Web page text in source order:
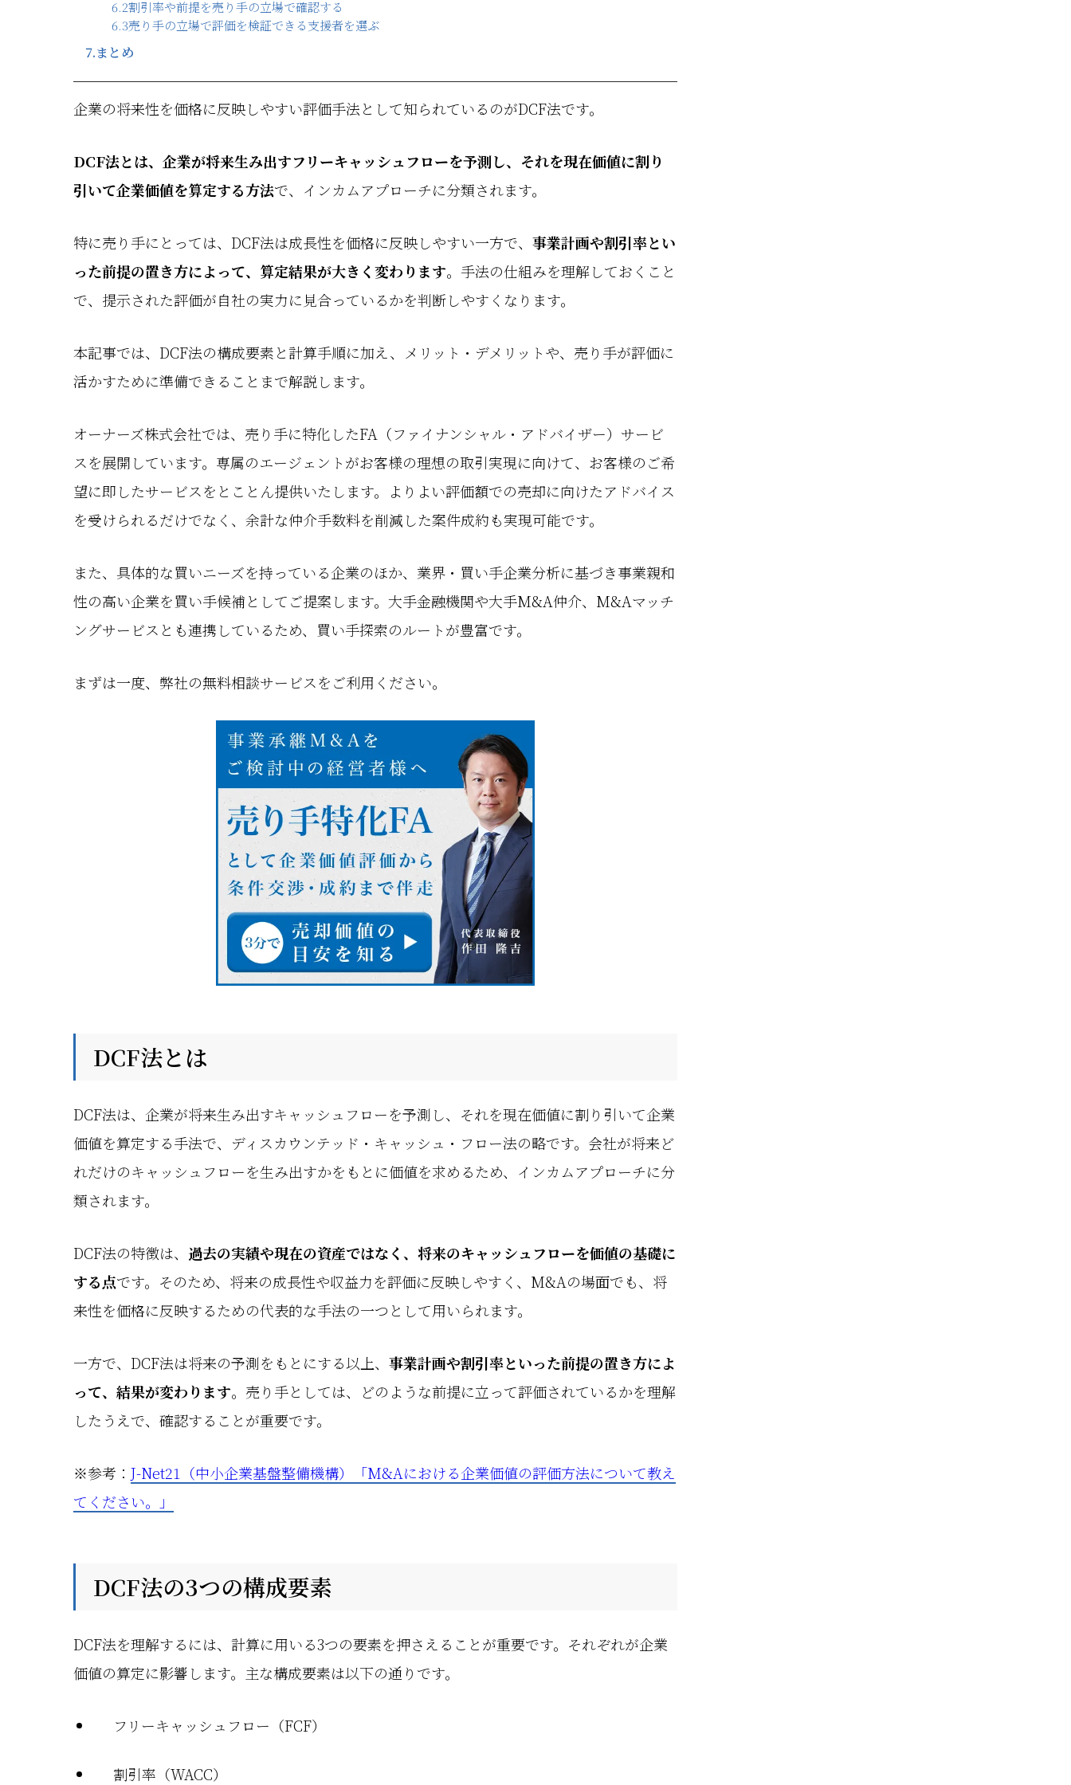
6.2割引率や前提を売り手の立場で確認する
6.3売り手の立場で評価を検証できる支援者を選ぶ
7.まとめ
企業の将来性を価格に反映しやすい評価手法として知られているのがDCF法です。
DCF法とは、企業が将来生み出すフリーキャッシュフローを予測し、それを現在価値に割り
引いて企業価値を算定する方法で、インカムアプローチに分類されます。
特に売り手にとっては、DCF法は成長性を価格に反映しやすい一方で、 事業計画や割引率とい
った前提の置き方によって、算定結果が大きく変わります。手法の仕組みを理解しておくこと
で、提示された評価が自社の実力に見合っているかを判断しやすくなります。
本記事では、DCF法の構成要素と計算手順に加え、メリット・デメリットや、売り手が評価に
活かすために準備できることまで解説します。
オーナーズ株式会社では、売り手に特化したFA（ファイナンシャル・アドバイザー）サービ
スを展開しています。専属のエージェントがお客様の理想の取引実現に向けて、お客様のご希
望に即したサービスをとことん提供いたします。よりよい評価額での売却に向けたアドバイス
を受けられるだけでなく、余計な仲介手数料を削減した案件成約も実現可能です。
また、具体的な買いニーズを持っている企業のほか、業界・買い手企業分析に基づき事業親和
性の高い企業を買い手候補としてご提案します。大手金融機関や大手M&A仲介、M&Aマッチ
ングサービスとも連携しているため、買い手探索のルートが豊富です。
まずは一度、弊社の無料相談サービスをご利用ください。
DCF法とは
DCF法は、企業が将来生み出すキャッシュフローを予測し、それを現在価値に割り引いて企業
価値を算定する手法で、ディスカウンテッド・キャッシュ・フロー法の略です。会社が将来ど
れだけのキャッシュフローを生み出すかをもとに価値を求めるため、インカムアプローチに分
類されます。
DCF法の特徴は、 過去の実績や現在の資産ではなく、将来のキャッシュフローを価値の基礎に
する点です。そのため、将来の成長性や収益力を評価に反映しやすく、M&Aの場面でも、将
来性を価格に反映するための代表的な手法の一つとして用いられます。
一方で、DCF法は将来の予測をもとにする以上、 事業計画や割引率といった前提の置き方によ
って、結果が変わります。売り手としては、どのような前提に立って評価されているかを理解
したうえで、確認することが重要です。
※参考： J-Net21（中小企業基盤整備機構）「M&Aにおける企業価値の評価方法について教え
てください。」
DCF法の3つの構成要素
DCF法を理解するには、計算に用いる3つの要素を押さえることが重要です。それぞれが企業
価値の算定に影響します。主な構成要素は以下の通りです。
フリーキャッシュフロー（FCF）
割引率（WACC）